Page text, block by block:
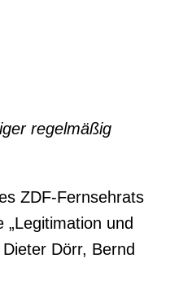
regelmäßig
ZDF-Fernsehrats
und
Dörr, Bernd